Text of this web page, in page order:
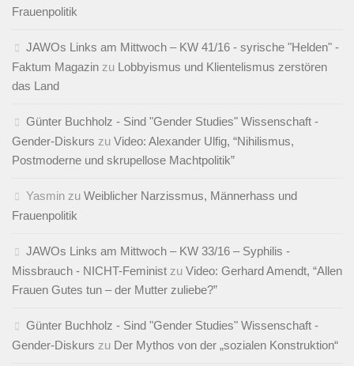
Frauenpolitik
JAWOs Links am Mittwoch – KW 41/16 - syrische "Helden" -
Faktum Magazin zu Lobbyismus und Klientelismus zerstören
das Land
Günter Buchholz - Sind "Gender Studies" Wissenschaft -
Gender-Diskurs zu Video: Alexander Ulfig, “Nihilismus,
Postmoderne und skrupellose Machtpolitik”
Yasmin zu Weiblicher Narzissmus, Männerhass und
Frauenpolitik
JAWOs Links am Mittwoch – KW 33/16 – Syphilis -
Missbrauch - NICHT-Feminist zu Video: Gerhard Amendt, “Allen
Frauen Gutes tun – der Mutter zuliebe?”
Günter Buchholz - Sind "Gender Studies" Wissenschaft -
Gender-Diskurs zu Der Mythos von der „sozialen Konstruktion“